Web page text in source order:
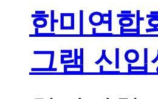
한미연합
그램 신입